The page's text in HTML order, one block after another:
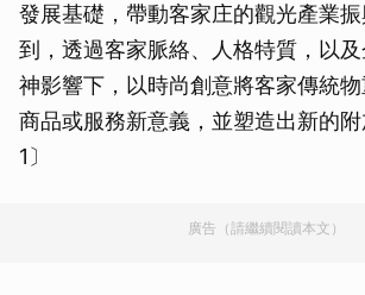
發展基礎，帶動客家庄的觀光產業
到，透過客家脈絡、人格特質，以
神影響下，以時尚創意將客家傳統
商品或服務新意義，並塑造出新的
1〕
廣告（請繼續閱讀本文）